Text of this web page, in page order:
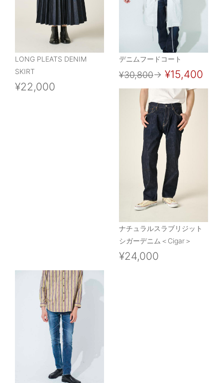
LONG PLEATS DENIM
SKIRT
¥22,000
デニムフードコート
¥30,800→ ¥15,400
ナチュラルスラブリジット
シガーデニム＜Cigar＞
¥24,000